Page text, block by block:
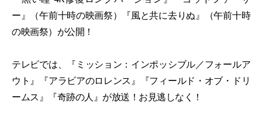
ー』（午前十時の映画祭）『風と共に去りぬ』（午前十時
の映画祭）が公開！
テレビでは、『ミッション：インポッシブル／フォールア
ウト』『アラビアのロレンス』『フィールド・オブ・ドリ
ームス』『奇跡の人』が放送！お見逃しなく！